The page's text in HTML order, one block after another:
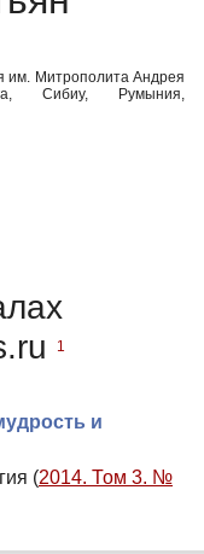
им. Митрополита Андрея
Сибиу, Румыния,
1
и
(2014. Том 3. №